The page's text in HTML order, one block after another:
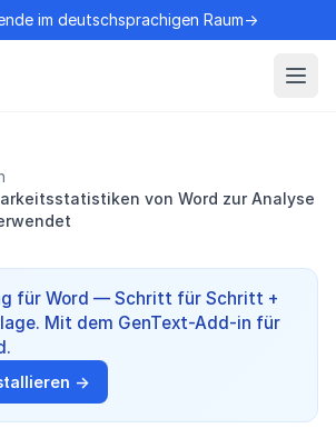
im deutschsprachigen Raum→
von Word zur Analyse
für Word — Schritt für Schritt +
Mit dem GenText-Add-in für
→